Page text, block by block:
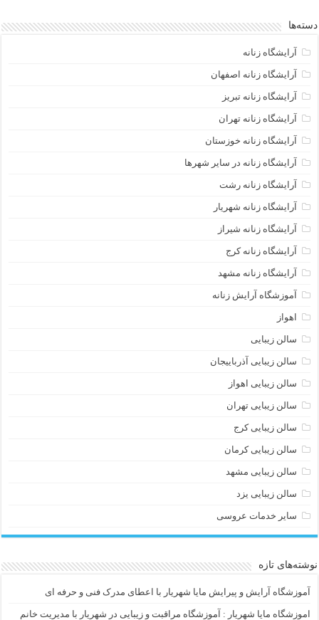
دسته‌ها
آرایشگاه زنانه
آرایشگاه زنانه اصفهان
آرایشگاه زنانه تبریز
آرایشگاه زنانه تهران
آرایشگاه زنانه خوزستان
آرایشگاه زنانه در سایر شهرها
آرایشگاه زنانه رشت
آرایشگاه زنانه شهریار
آرایشگاه زنانه شیراز
آرایشگاه زنانه کرج
آرایشگاه زنانه مشهد
آموزشگاه آرایش زنانه
اهواز
سالن زیبایی
سالن زیبایی آذرباییجان
سالن زیبایی اهواز
سالن زیبایی تهران
سالن زیبایی کرج
سالن زیبایی کرمان
سالن زیبایی مشهد
سالن زیبایی یزد
سایر خدمات عروسی
نوشته‌های تازه
آموزشگاه آرایش و پیرایش مایا شهریار با اعطای مدرک فنی و حرفه ای
اموزشگاه مایا شهریار : آموزشگاه مراقبت و زیبایی در شهریار با مدیریت خانم